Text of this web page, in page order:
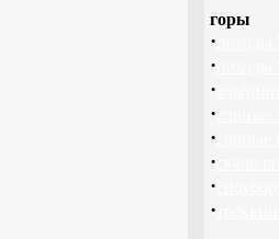
горы
·
·
·
·
·
·
·
·